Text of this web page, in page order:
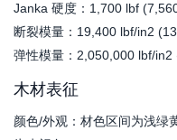
Janka 硬度：1,700 lbf
断裂模量：19,400 lbf/in2
弹性模量：2,050,000 lbf/in2
木材表征
颜色/外观：材色区间为浅绿